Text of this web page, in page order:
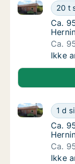
Ca.20 t
Ca. 95 m2
Ca.
Ca.
Ca.
Ca.
Ikke
Ca.
1 d
Ca. 95 m2
Ca.
Ca.
Ca.
Ca.
Ikke